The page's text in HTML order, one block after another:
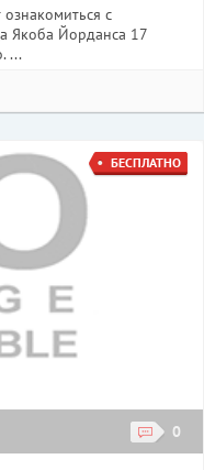
с
Якоба Йорданса 17
...
0
БЕСПЛАТНО